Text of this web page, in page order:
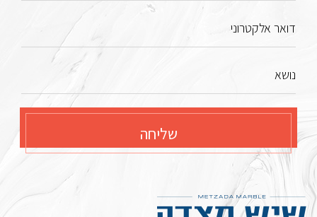
דואר אלקטרוני
נושא
שליחה